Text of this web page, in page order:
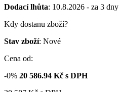
Dodací lhůta: 10.8.2026 - za 3 dny
Kdy dostanu zboží?
Stav zboží: Nové
Cena od:
-0% 20 586.94 Kč s DPH